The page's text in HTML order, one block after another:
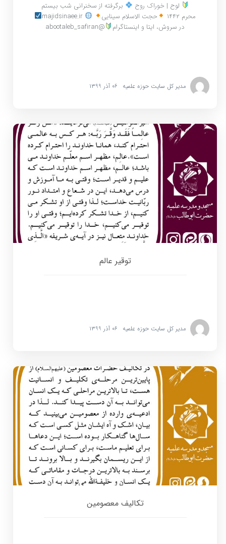
لوح | خوراک روح
برگرفته از سخنرانی شب بیستم
محرم ۱۴۴۲
حجت الاسلام سینایی
majidsinaee.ir
در سروش، ایتا و اینستاگرام
@abootaleb_safiran
مدیر کل سایت حوزه علمیه ۰۶ آذر ۱۳۹۹
توقیر عالم
مدیر کل سایت حوزه علمیه ۰۶ آذر ۱۳۹۹
تکالیف معصومین